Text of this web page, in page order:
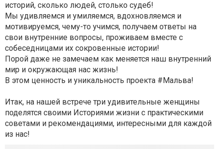
историй, сколько людей, столько судеб!
Мы удивляемся и умиляемся, вдохновляемся и
мотивируемся, чему-то учимся, получаем ответы на
свои внутренние вопросы, проживаем вместе с
собеседницами их сокровенные истории!
Порой даже не замечаем как меняется наш внутренний
мир и окружающая нас жизнь!
В этом ценность и уникальность проекта #Мальва!
Итак, на нашей встрече три удивительные женщины
поделятся своими Историями жизни с практическими
советами и рекомендациями, интересными для каждой
из нас!